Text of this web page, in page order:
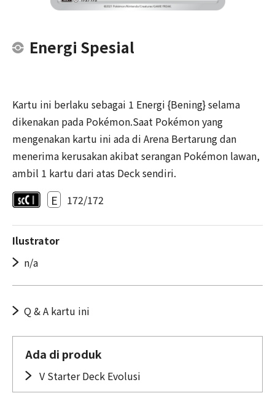
Energi Spesial
Kartu ini berlaku sebagai 1 Energi {Bening} selama
dikenakan pada Pokémon.Saat Pokémon yang
mengenakan kartu ini ada di Arena Bertarung dan
menerima kerusakan akibat serangan Pokémon lawan,
ambil 1 kartu dari atas Deck sendiri.
E 172/172
Ilustrator
n/a
Q & A kartu ini
Ada di produk
V Starter Deck Evolusi